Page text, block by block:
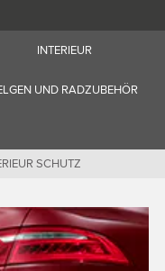
INTERIEUR
UND RADZUBEHÖR
SCHUTZ